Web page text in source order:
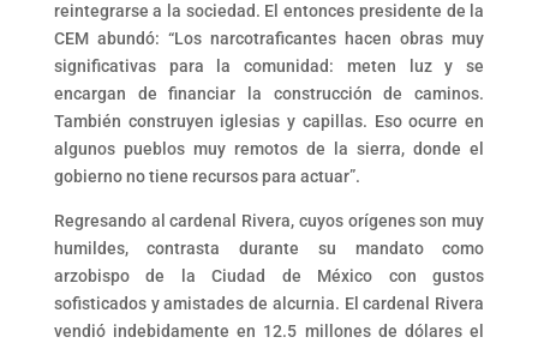
reintegrarse a la sociedad. El entonces presidente de la
CEM abundó: “Los narcotraficantes hacen obras muy
significativas para la comunidad: meten luz y se
encargan de financiar la construcción de caminos.
También construyen iglesias y capillas. Eso ocurre en
algunos pueblos muy remotos de la sierra, donde el
gobierno no tiene recursos para actuar”.
Regresando al cardenal Rivera, cuyos orígenes son muy
humildes, contrasta durante su mandato como
arzobispo de la Ciudad de México con gustos
sofisticados y amistades de alcurnia. El cardenal Rivera
vendió indebidamente en 12.5 millones de dólares el